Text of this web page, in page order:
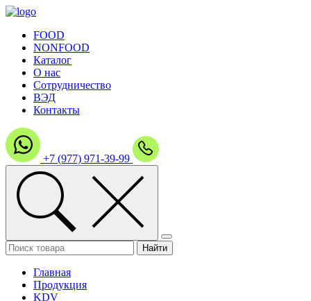
FOOD
NONFOOD
Каталог
О нас
Сотрудничество
ВЭД
Контакты
+7 (977) 971-39-99
Главная
Продукция
KDV